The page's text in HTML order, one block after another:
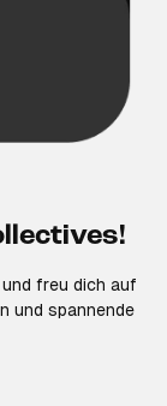
freu dich auf
und spannende